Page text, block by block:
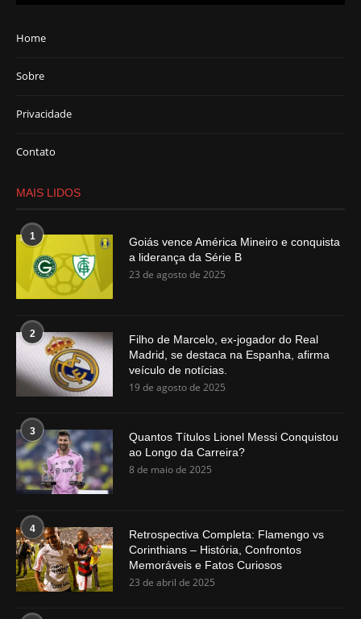
Home
Sobre
Privacidade
Contato
MAIS LIDOS
1
Goiás vence América Mineiro e conquista
a liderança da Série B
23 de agosto de 2025
2
Filho de Marcelo, ex-jogador do Real
Madrid, se destaca na Espanha, afirma
veículo de notícias.
19 de agosto de 2025
3
Quantos Títulos Lionel Messi Conquistou
ao Longo da Carreira?
8 de maio de 2025
4
Retrospectiva Completa: Flamengo vs
Corinthians – História, Confrontos
Memoráveis e Fatos Curiosos
23 de abril de 2025